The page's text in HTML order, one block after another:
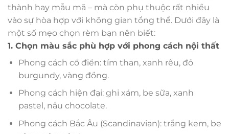
thành hay mẫu mã – mà còn phụ thuộc rất nhiều
vào sự hòa hợp với không gian tổng thể. Dưới đây là
một số mẹo chọn rèm bạn nên biết:
1. Chọn màu sắc phù hợp với phong cách nội thất
Phong cách cổ điển: tím than, xanh rêu, đỏ
burgundy, vàng đồng.
Phong cách hiện đại: ghi xám, be sữa, xanh
pastel, nâu chocolate.
Phong cách Bắc Âu (Scandinavian): trắng kem, be